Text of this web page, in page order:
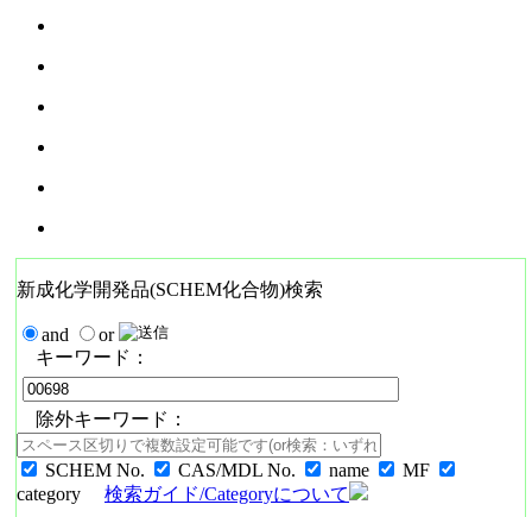
新成化学開発品(SCHEM化合物)検索
and
or
キーワード：
除外キーワード：
SCHEM No. CAS/MDL No. name
MF
category
検索ガイド/Categoryについて